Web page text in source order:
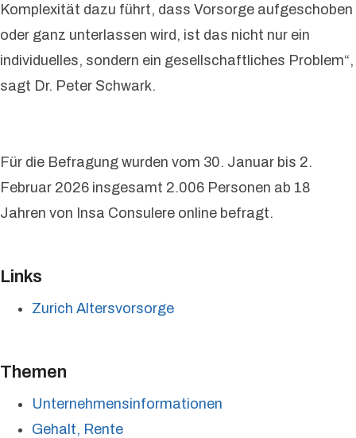
Komplexität dazu führt, dass Vorsorge aufgeschoben
oder ganz unterlassen wird, ist das nicht nur ein
individuelles, sondern ein gesellschaftliches Problem“,
sagt Dr. Peter Schwark.
Für die Befragung wurden vom 30. Januar bis 2.
Februar 2026 insgesamt 2.006 Personen ab 18
Jahren von Insa Consulere online befragt.
Links
Zurich Altersvorsorge
Themen
Unternehmensinformationen
Gehalt, Rente